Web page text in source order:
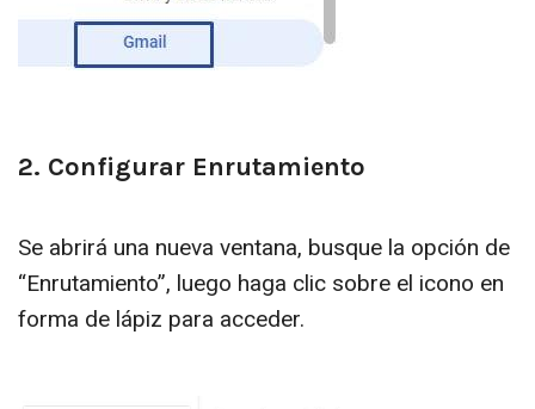
2. Configurar Enrutamiento
Se abrirá una nueva ventana, busque la opción de
“Enrutamiento”, luego haga clic sobre el icono en
forma de lápiz para acceder.